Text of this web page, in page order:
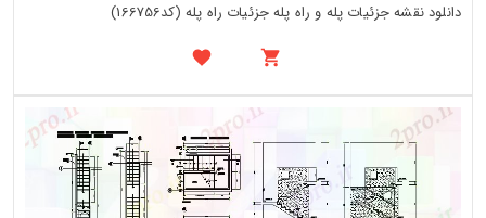
دانلود نقشه جزئیات پله و راه پله جزئیات راه پله (کد166756)